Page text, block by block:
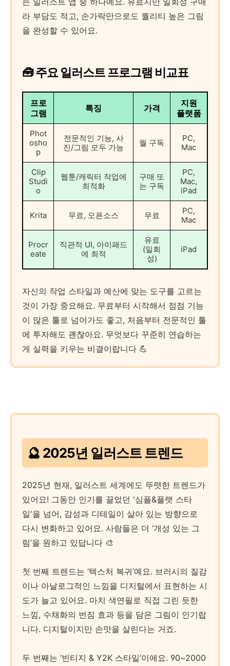
라 부담도 적고, 손가락만으로도 퀄리티 높은 그림
을 완성할 수 있어요.
🧰 주요 일러스트 프로그램 비교표
프로
그램
특징 가격
지원
플랫폼
Phot
osho
p
전문적인 기능, 사
진/그림 모두 가능
월 구독
PC,
Mac
Clip
Studi
o
웹툰/캐릭터 작업에
최적화
구매 또
는 구독
PC,
Mac,
iPad
Krita 무료, 오픈소스 무료
PC,
Mac
Procr
eate
직관적 UI, 아이패드
에 최적
유료
(일회
성)
iPad
자신의 작업 스타일과 예산에 맞는 도구를 고르는
것이 가장 중요해요. 무료부터 시작해서 점점 기능
이 많은 툴로 넘어가도 좋고, 처음부터 전문적인 툴
에 투자해도 괜찮아요. 무엇보다 꾸준히 연습하는
게 실력을 키우는 비결이랍니다 💪
🔮 2025년 일러스트 트렌드
2025년 현재, 일러스트 세계에도 뚜렷한 트렌드가
있어요! 그동안 인기를 끌었던 '심플&플랫 스타
일'을 넘어, 감성과 디테일이 살아 있는 방향으로
다시 변화하고 있어요. 사람들은 더 ‘개성 있는 그
림’을 원하고 있답니다 🎨
첫 번째 트렌드는 ‘텍스처 복귀’예요. 브러시의 질감
이나 아날로그적인 느낌을 디지털에서 표현하는 시
도가 늘고 있어요. 마치 색연필로 직접 그린 듯한
느낌, 수채화의 번짐 효과 등을 담은 그림이 인기랍
니다. 디지털이지만 손맛을 살린다는 거죠.
두 번째는 ‘빈티지 & Y2K 스타일’이에요. 90~2000